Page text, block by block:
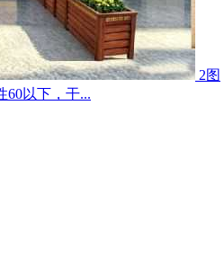
2图
60以下，干...